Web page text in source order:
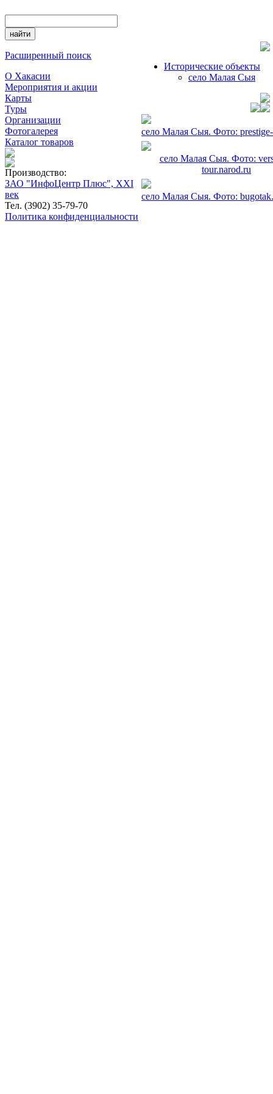
Расширенный поиск
О Хакасии
Мероприятия и акции
Карты
Туры
Организации
Фотогалерея
Каталог товаров
Производство:
ЗАО "ИнфоЦентр Плюс", XXI
век
Тел. (3902) 35-79-70
Политика конфиденциальности
Исторические объекты
село Малая Cыя
село Малая Cыя. Фото:
село Малая Cыя. Фото:
tour.narod.ru
село Малая Cыя. Фото: